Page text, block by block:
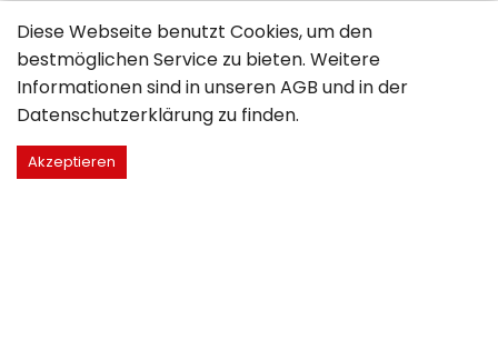
Diese Webseite benutzt Cookies, um den
bestmöglichen Service zu bieten. Weitere
Informationen sind in unserenAGB und in der
Datenschutzerklärung zu finden.
Akzeptieren